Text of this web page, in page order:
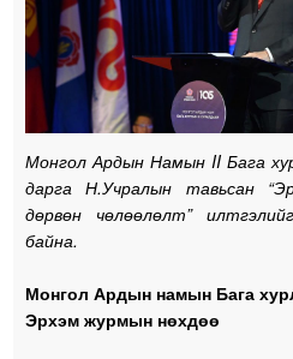
Монгол Ардын Намын II Бага
дарга Н.Учралын тавьсан
дөрвөн чөлөөлөлт”
байна.
Монгол Ардын намын Бага
Эрхэм журмын нөхдөө